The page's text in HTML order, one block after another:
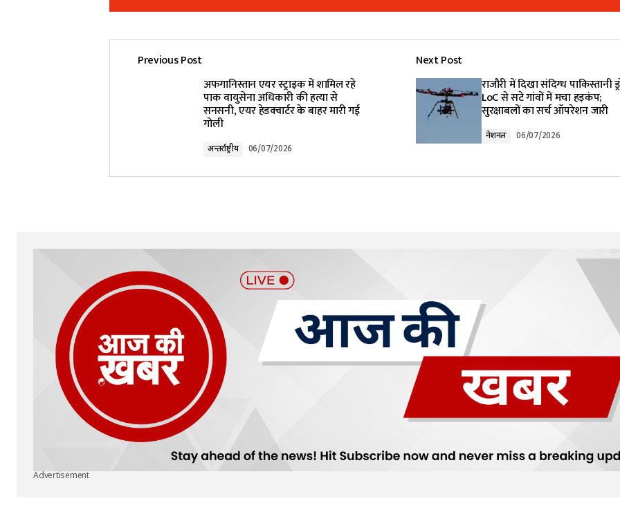
Add a comment
Your email address will not be published. Required fields are marked *
Submit Comment
Previous Post
अफगानिस्तान एयर स्ट्राइक में शामिल रहे
पाक वायुसेना अधिकारी की हत्या से
सनसनी, एयर हेडक्वार्टर के बाहर मारी गई
गोली
अन्तर्राष्ट्रीय 06/07/2026
Next Post
राजौरी में दिखा संदिग्ध पाकिस्तानी
LoC से सटे गांवों में मचा हड़कंप;
सुरक्षाबलों का सर्च ऑपरेशन जारी
नेशनल 06/07/2026
Advertisement